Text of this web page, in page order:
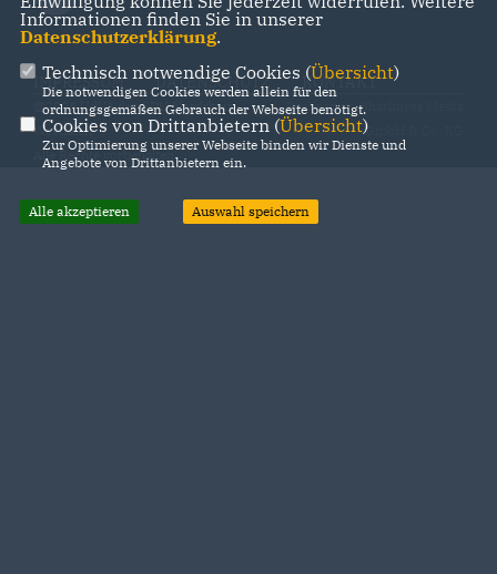
IMPRESSUM DATENSCHUTZ KONTAKT
@2026 UdVA der CDU Nordrhein-
Westfalen
Alle Rechte vorbehalten.
Realisation: Sharkness Media
GmbH & Co. KG
Informationen finden Sie in unserer
Datenschutzerklärung.
Technisch notwendige Cookies (Übersicht)
Die notwendigen Cookies werden allein für den
ordnungsgemäßen Gebrauch der Webseite benötigt.
Cookies von Drittanbietern (Übersicht)
Zur Optimierung unserer Webseite binden wir Dienste und
Angebote von Drittanbietern ein.
Alle akzeptieren Auswahl speichern